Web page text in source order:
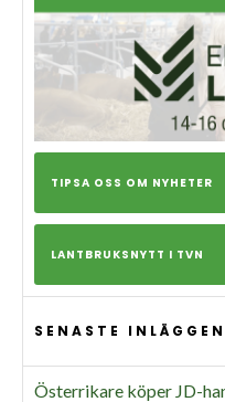
TIPSA OSS OM NYHETER
LANTBRUKSNYTT I TVN
SENASTE INLÄGGEN
Österrikare köper JD-